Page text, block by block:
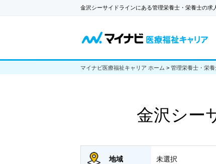
金沢シーサイドラインにある管理栄養士・栄養士の求
マイナビ医療福祉キャリア ホーム > 管理栄養士・栄養
金沢シー
地域 未選択